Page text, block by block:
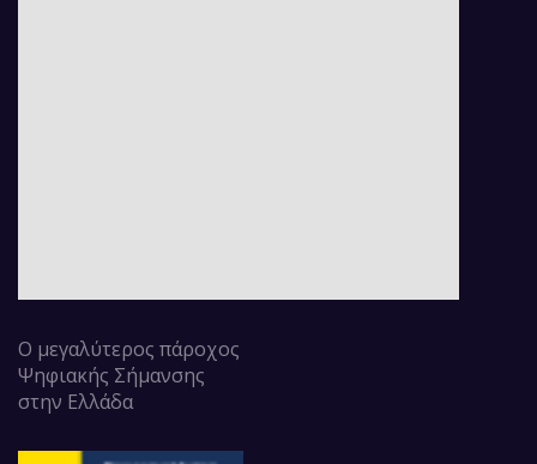
Ο μεγαλύτερος πάροχος
Ψηφιακής Σήμανσης
στην Ελλάδα